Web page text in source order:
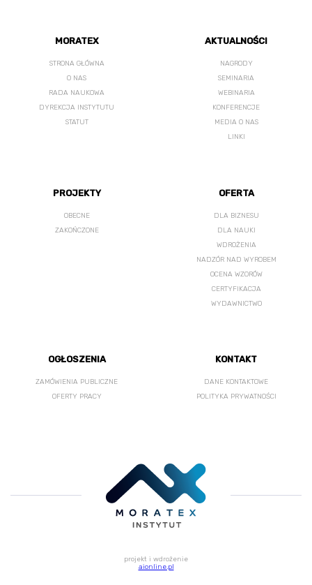
MORATEX
STRONA GŁÓWNA
O NAS
RADA NAUKOWA
DYREKCJA INSTYTUTU
STATUT
AKTUALNOŚCI
NAGRODY
SEMINARIA
WEBINARIA
KONFERENCJE
MEDIA O NAS
LINKI
PROJEKTY
OBECNE
ZAKOŃCZONE
OFERTA
DLA BIZNESU
DLA NAUKI
WDROŻENIA
NADZÓR NAD WYROBEM
OCENA WZORÓW
CERTYFIKACJA
WYDAWNICTWO
OGŁOSZENIA
ZAMÓWIENIA PUBLICZNE
OFERTY PRACY
KONTAKT
DANE KONTAKTOWE
POLITYKA PRYWATNOŚCI
projekt i wdrożenie
aionline.pl